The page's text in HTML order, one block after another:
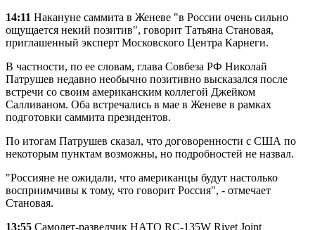
14:11 Накануне саммита в Женеве "в России очень сильно
ощущается некий позитив", говорит Татьяна Становая,
приглашенный эксперт Московского Центра Карнеги.
В частности, по ее словам, глава Совбеза РФ Николай
Патрушев недавно необычно позитивно высказался после
встречи со своим американским коллегой Джейком
Салливаном. Оба встречались в мае в Женеве в рамках
подготовки саммита президентов.
По итогам Патрушев сказал, что договоренности с США по
некоторым пунктам возможны, но подробностей не назвал.
"Россияне не ожидали, что американцы будут настолько
восприимчивы к тому, что говорит Россия", - отмечает
Становая.
13:55 Самолет-разведчик НАТО RC-135W Rivet Joint